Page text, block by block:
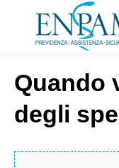
Quando
degli